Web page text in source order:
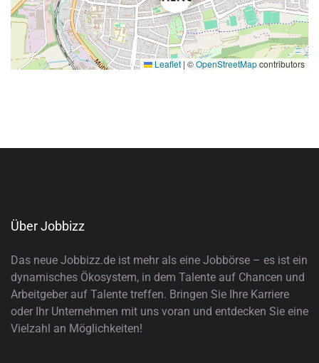
Leaflet | ©OpenStreetMapcontributors
Über Jobbizz
Das neue Jobbizz.de ist mehr als eine Jobbörse – es ist ein
dynamisches Ökosystem, in dem Talente auf Chancen und
Arbeitgeber auf Talente treffen. Bringen Sie Ihre Karriere
oder Ihr Unternehmen mit uns voran und entdecken Sie eine
Vielzahl an Möglichkeiten!